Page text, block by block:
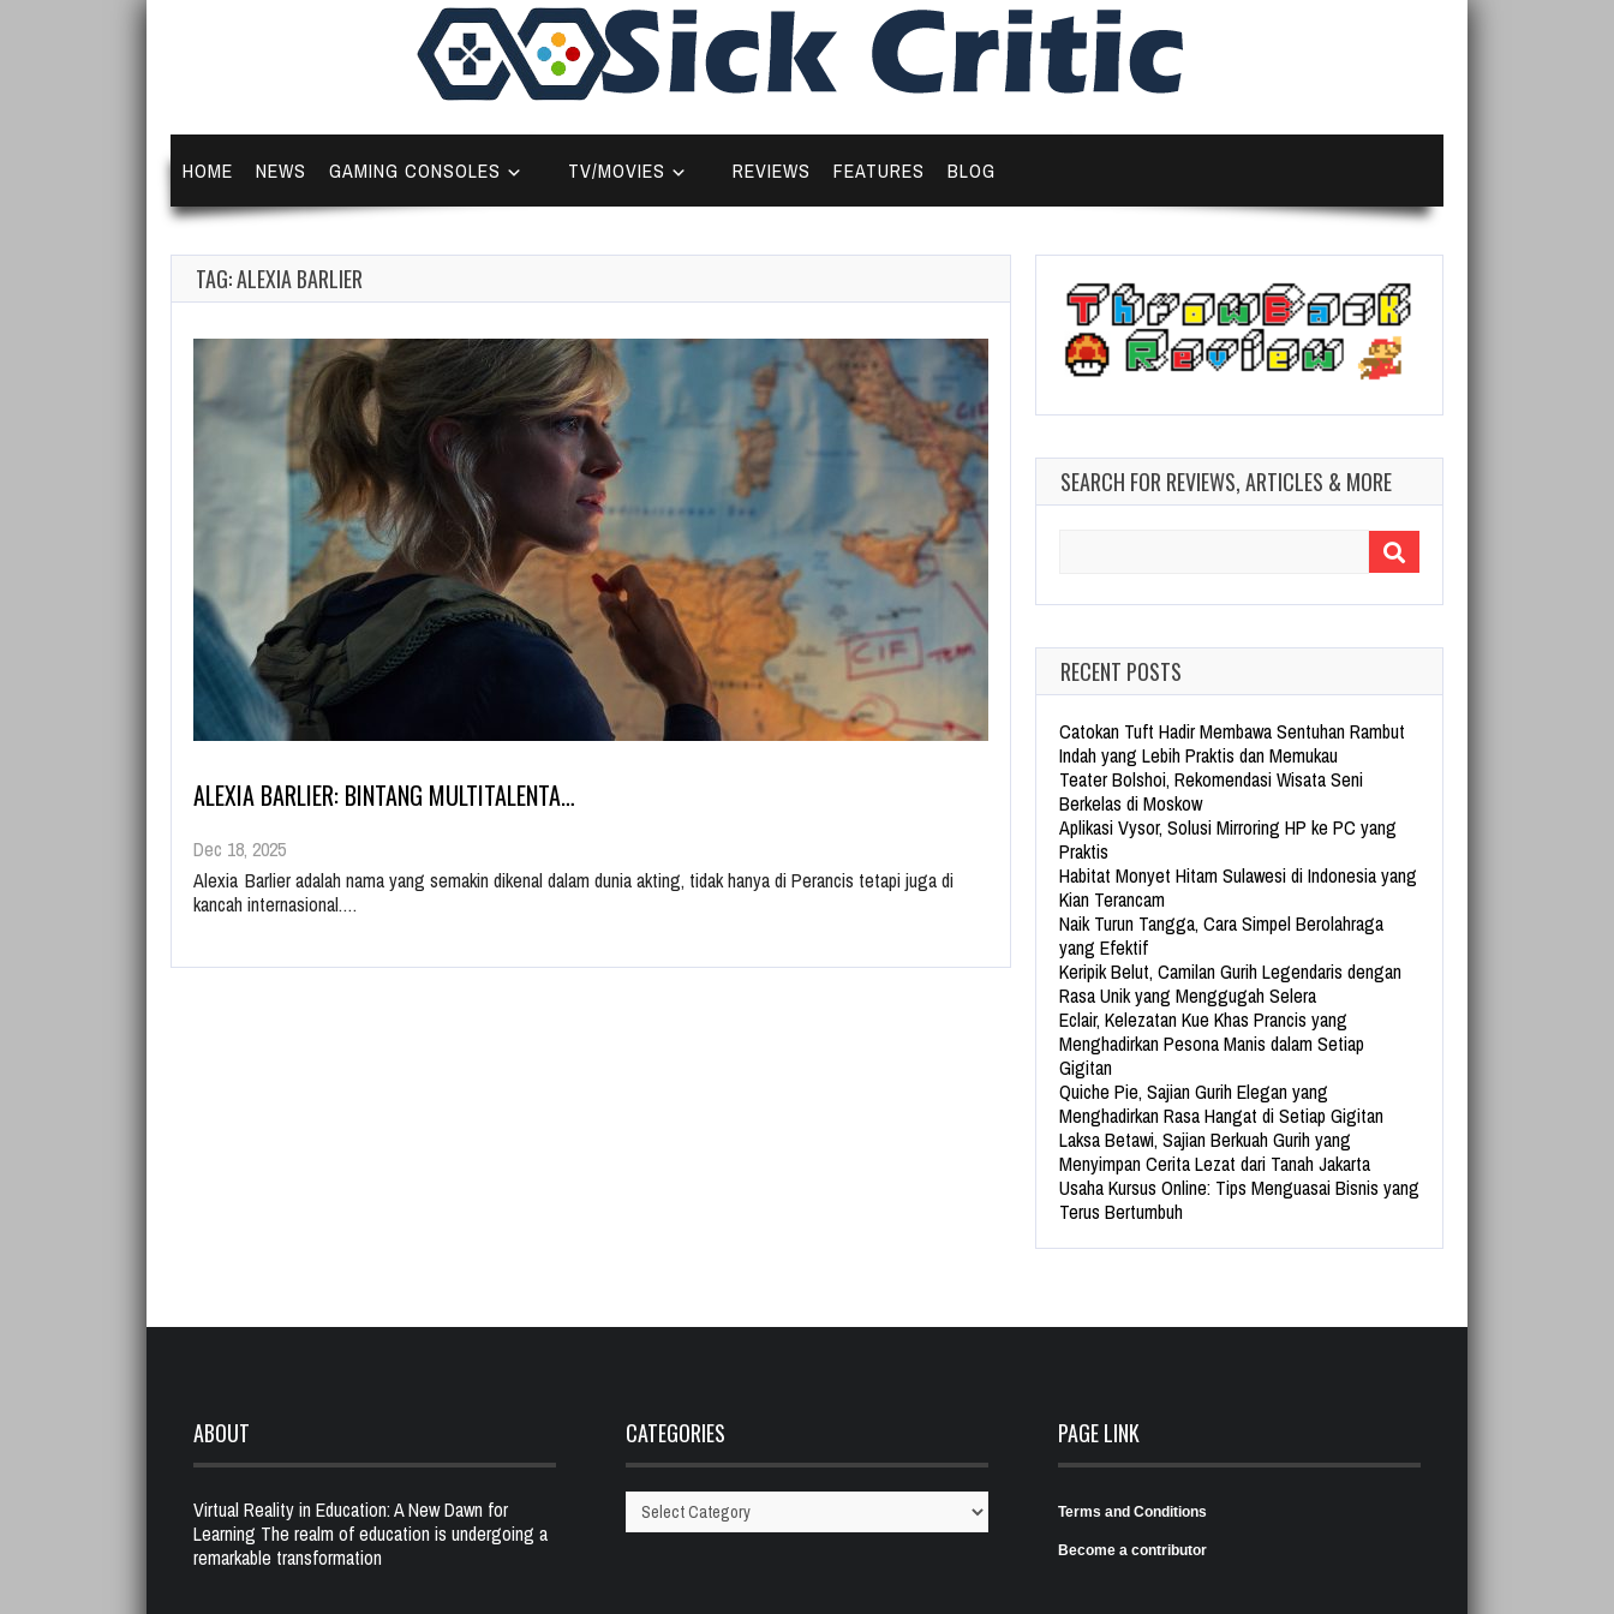
HOME NEWS GAMING CONSOLES TV/MOVIES REVIEWS FEATURES BLOG
TAG: ALEXIA BARLIER
ALEXIA BARLIER: BINTANG MULTITALENTA…
Dec 18, 2025
Alexia Barlier adalah nama yang semakin dikenal dalam dunia akting, tidak hanya di Perancis tetapi juga di
kancah internasional.…
SEARCH FOR REVIEWS, ARTICLES & MORE
RECENT POSTS
Catokan Tuft Hadir Membawa Sentuhan Rambut
Indah yang Lebih Praktis dan Memukau
Teater Bolshoi, Rekomendasi Wisata Seni
Berkelas di Moskow
Aplikasi Vysor, Solusi Mirroring HP ke PC yang
Praktis
Habitat Monyet Hitam Sulawesi di Indonesia yang
Kian Terancam
Naik Turun Tangga, Cara Simpel Berolahraga
yang Efektif
Keripik Belut, Camilan Gurih Legendaris dengan
Rasa Unik yang Menggugah Selera
Eclair, Kelezatan Kue Khas Prancis yang
Menghadirkan Pesona Manis dalam Setiap
Gigitan
Quiche Pie, Sajian Gurih Elegan yang
Menghadirkan Rasa Hangat di Setiap Gigitan
Laksa Betawi, Sajian Berkuah Gurih yang
Menyimpan Cerita Lezat dari Tanah Jakarta
Usaha Kursus Online: Tips Menguasai Bisnis yang
Terus Bertumbuh
ABOUT
Virtual Reality in Education: A New Dawn for
Learning The realm of education is undergoing a
remarkable transformation
CATEGORIES
Categories
PAGE LINK
Terms and Conditions
Become a contributor